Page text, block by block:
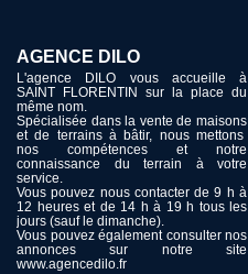
AGENCE DILO
L'agence DILO vous accueille à
SAINT FLORENTIN sur la place du
même nom.
Spécialisée dans la vente de maisons
et de terrains à bâtir, nous mettons
nos compétences et notre
connaissance du terrain à votre
service.
Vous pouvez nous contacter de 9 h à
12 heures et de 14 h à 19 h tous les
jours (sauf le dimanche).
Vous pouvez également consulter nos
annonces sur notre site
www.agencedilo.fr